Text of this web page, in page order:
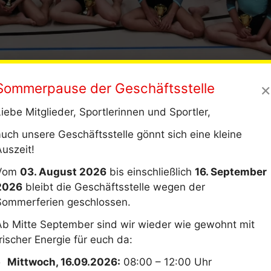
Kunstturnen in Kempten verzeichneten einen neuen
in der AK6 und Dominanz
beeindruckende Leistungen. In der
einen fünften Platz von insgesamt 15
und Balken – unter die Top 3 setzen. Leider
×
der Geschäftsstelle
Mitglieder, Sportlerinnen und Sportler,
unsere Geschäftsstelle gönnt sich eine kleine
03. August 2026 bis einschließlich 16. September
bleibt die Geschäftsstelle wegen der
geschlossen.
Mitte September sind wir wieder wie gewohnt mit
Energie für euch da:
Mittwoch, 16.09.2026: 08:00 – 12:00 Uhr